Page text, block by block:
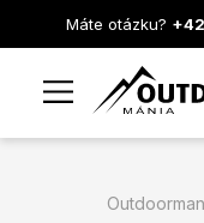
Máte otázku?